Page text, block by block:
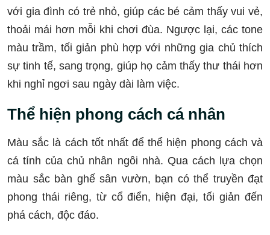
với gia đình có trẻ nhỏ, giúp các bé cảm thấy vui vẻ,
thoải mái hơn mỗi khi chơi đùa. Ngược lại, các tone
màu trầm, tối giản phù hợp với những gia chủ thích
sự tinh tế, sang trọng, giúp họ cảm thấy thư thái hơn
khi nghỉ ngơi sau ngày dài làm việc.
Thể hiện phong cách cá nhân
Màu sắc là cách tốt nhất để thể hiện phong cách và
cá tính của chủ nhân ngôi nhà. Qua cách lựa chọn
màu sắc bàn ghế sân vườn, bạn có thể truyền đạt
phong thái riêng, từ cổ điển, hiện đại, tối giản đến
phá cách, độc đáo.